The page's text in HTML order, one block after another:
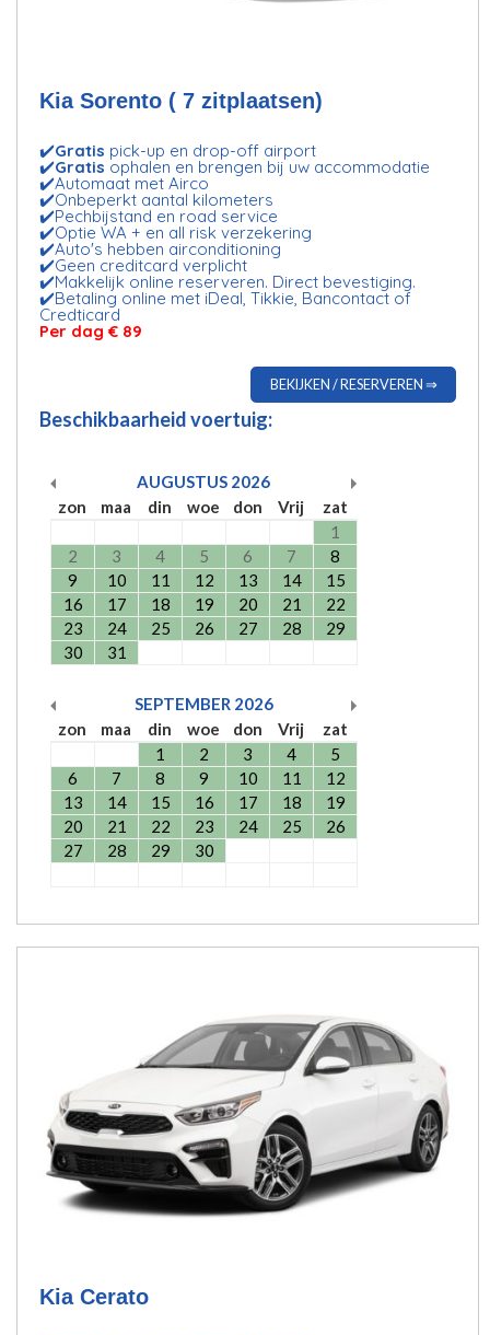
Kia Sorento ( 7 zitplaatsen)
✔️Gratis pick-up en drop-off airport
✔️Gratis ophalen en brengen bij uw accommodatie
✔️Automaat met Airco
✔️Onbeperkt aantal kilometers
✔️Pechbijstand en road service
✔️Optie WA + en all risk verzekering
✔️Auto's hebben airconditioning
✔️Geen creditcard verplicht
✔️Makkelijk online reserveren. Direct bevestiging.
✔️Betaling online met iDeal, Tikkie, Bancontact of
Credticard
Per dag € 89
BEKIJKEN / RESERVEREN ⇒
Beschikbaarheid voertuig:
AUGUSTUS 2026
zon
maa din woe don Vrij
zat
1
2
3 4 5 6 7
8
9
10 11 12 13 14
15
16
17 18 19 20 21
22
23
24 25 26 27 28
29
30
31
SEPTEMBER 2026
zon
maa din woe don Vrij
zat
1
2 3 4
5
6
7 8 9 10 11
12
13
14 15 16 17 18
19
20
21 22 23 24 25
26
27
28 29 30
Kia Cerato